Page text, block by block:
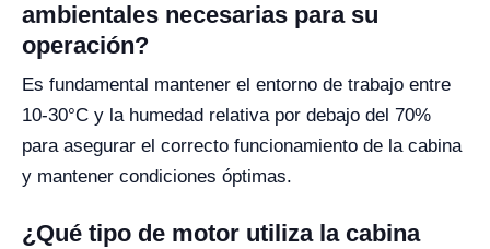
ambientales necesarias para su
operación?
Es fundamental mantener el entorno de trabajo entre
10-30°C y la humedad relativa por debajo del 70%
para asegurar el correcto funcionamiento de la cabina
y mantener condiciones óptimas.
¿Qué tipo de motor utiliza la cabina